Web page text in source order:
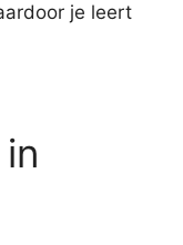
je leert